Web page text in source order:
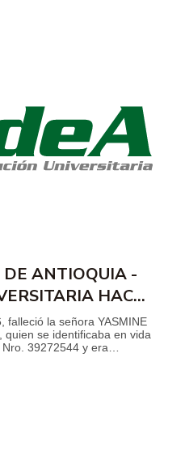
DE ANTIOQUIA -
HACE
falleció la señora YASMINE
quien se identificaba en vida
39272544 y era
tercero o quien considere